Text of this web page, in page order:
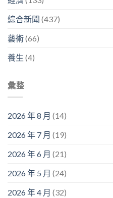
綜合新聞 (437)
藝術(66)
養生 (4)
彙整
2026 年 8 月 (14)
2026 年 7 月 (19)
2026 年 6 月 (21)
2026 年 5 月 (24)
2026 年 4 月 (32)